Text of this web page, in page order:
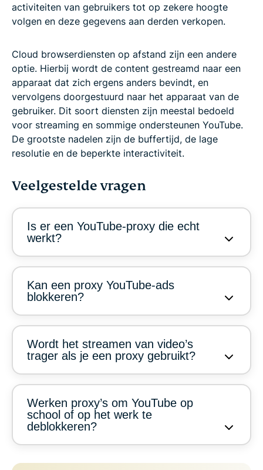
activiteiten van gebruikers tot op zekere hoogte
volgen en deze gegevens aan derden verkopen.
Cloud browserdiensten op afstand zijn een andere
optie. Hierbij wordt de content gestreamd naar een
apparaat dat zich ergens anders bevindt, en
vervolgens doorgestuurd naar het apparaat van de
gebruiker. Dit soort diensten zijn meestal bedoeld
voor streaming en sommige ondersteunen YouTube.
De grootste nadelen zijn de buffertijd, de lage
resolutie en de beperkte interactiviteit.
Veelgestelde vragen
Is er een YouTube-proxy die echt
werkt?
Kan een proxy YouTube-ads
blokkeren?
Wordt het streamen van video’s
trager als je een proxy gebruikt?
Werken proxy’s om YouTube op
school of op het werk te
deblokkeren?